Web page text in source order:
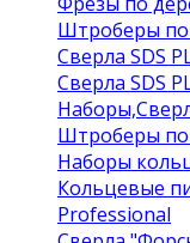
Штроберы по
Сверла SDS
Сверла SDS
Штроберы по
Наборы
Кольцевые
Professional